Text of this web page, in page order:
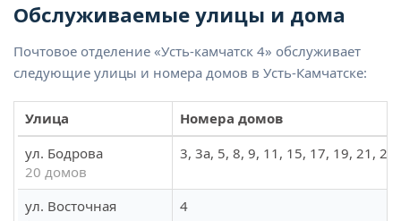
Обслуживаемые улицы и дома
Почтовое отделение «Усть-камчатск 4» обслуживает
следующие улицы и номера домов в Усть-Камчатске:
Улица
Номера домов
ул. Бодрова
20 домов
3, 3а, 5, 8, 9, 11, 15, 17, 19, 21,
ул. Восточная
4